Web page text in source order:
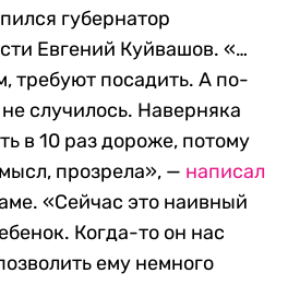
губернатор
Евгений Куйвашов. «…
требуют посадить. А по-
случилось. Наверняка
в 10 раз дороже, потому
прозрела», — написал
«Сейчас это наивный
Когда-то он нас
ему немного